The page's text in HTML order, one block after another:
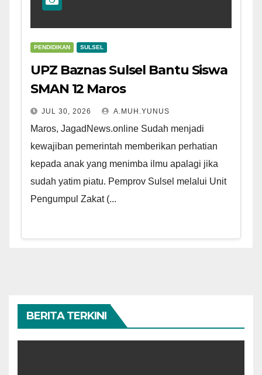
PENDIDIKAN SULSEL
UPZ Baznas Sulsel Bantu Siswa
SMAN 12 Maros
JUL 30, 2026 A.MUH.YUNUS
Maros, JagadNews.online Sudah menjadi
kewajiban pemerintah memberikan perhatian
kepada anak yang menimba ilmu apalagi jika
sudah yatim piatu. Pemprov Sulsel melalui Unit
Pengumpul Zakat (...
BERITA TERKINI